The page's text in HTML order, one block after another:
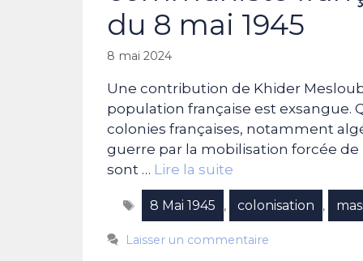
du 8 mai 1945
8 mai 2024
Une contribution de Khider
population française est exsangue.
colonies françaises, notamment
guerre par la mobilisation forcée de
sont … Lire la suite
Étiquettes
8 Mai 1945 , colonisation ,
Laisser un commentaire